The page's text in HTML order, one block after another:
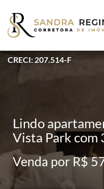
CRECI: 207.514-F
Lindo
Vista Park
Venda por R$